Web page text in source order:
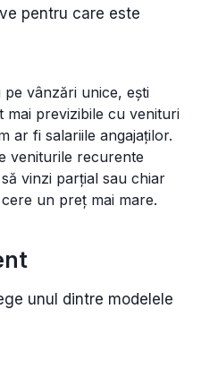
pentru care este
pe vânzări unice, ești
previzibile cu venituri
ar fi salariile angajaților.
veniturile recurente
vinzi parțial sau chiar
un preț mai mare.
unul dintre modelele